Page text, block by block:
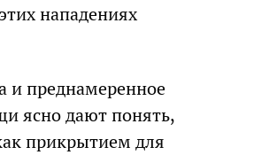
нападениях
и преднамеренное
ясно дают понять,
прикрытием для